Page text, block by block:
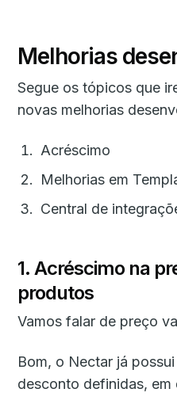
Melhorias
Segue os tópicos que
novas melhorias
Acréscimo
Melhorias em
Central de
1. Acréscimo na
produtos
Vamos falar de preço
Bom, o Nectar já
desconto definidas, em